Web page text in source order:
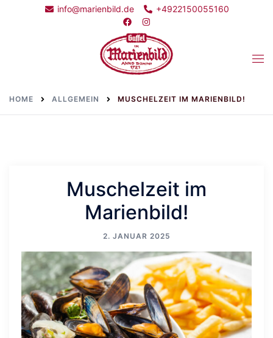
info@marienbild.de +4922150055160
HOME ALLGEMEIN MUSCHELZEIT IM MARIENBILD!
Muschelzeit im
Marienbild!
2. JANUAR 2025